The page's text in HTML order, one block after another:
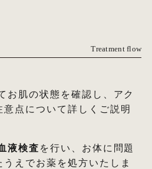
Treatment flow
肌の状態を確認し、アク
点について詳しくご説明
液検査 を行い、お体に問題
えでお薬を処方いたしま